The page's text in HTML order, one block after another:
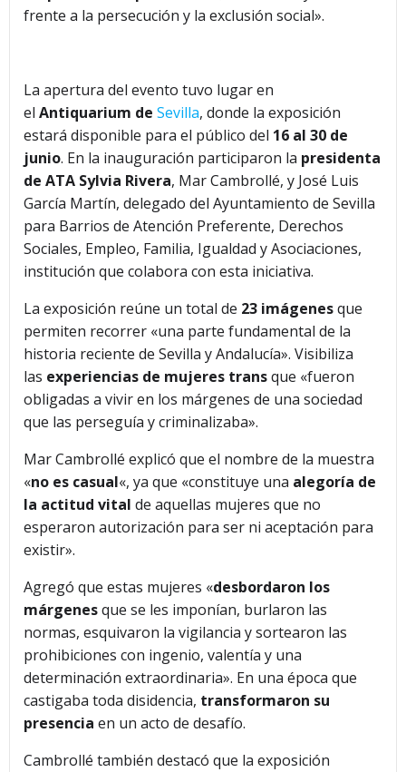
frente a la persecución y la exclusión social».
La apertura del evento tuvo lugar en
el Antiquarium de Sevilla, donde la exposición
estará disponible para el público del 16 al 30 de
junio. En la inauguración participaron la presidenta
de ATA Sylvia Rivera, Mar Cambrollé, y José Luis
García Martín, delegado del Ayuntamiento de Sevilla
para Barrios de Atención Preferente, Derechos
Sociales, Empleo, Familia, Igualdad y Asociaciones,
institución que colabora con esta iniciativa.
La exposición reúne un total de 23 imágenesque
permiten recorrer «una parte fundamental de la
historia reciente de Sevilla y Andalucía». Visibiliza
las experiencias de mujeres transque «fueron
obligadas a vivir en los márgenes de una sociedad
que las perseguía y criminalizaba».
Mar Cambrollé explicó que el nombre de la muestra
«no es casual«, ya que «constituye una alegoría de
la actitud vital de aquellas mujeres que no
esperaron autorización para ser ni aceptación para
existir».
Agregó que estas mujeres «desbordaron los
márgenesque se les imponían, burlaron las
normas, esquivaron la vigilancia y sortearon las
prohibiciones con ingenio, valentía y una
determinación extraordinaria». En una época que
castigaba toda disidencia, transformaron su
presencia en un acto de desafío.
Cambrollé también destacó que la exposición